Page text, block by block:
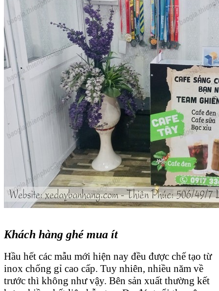
Khách hàng ghé mua ít
Hầu hết các mẫu mới hiện nay đều được chế tạo từ
inox chống gỉ cao cấp. Tuy nhiên, nhiều năm về
trước thì không như vậy. Bên sản xuất thường kết